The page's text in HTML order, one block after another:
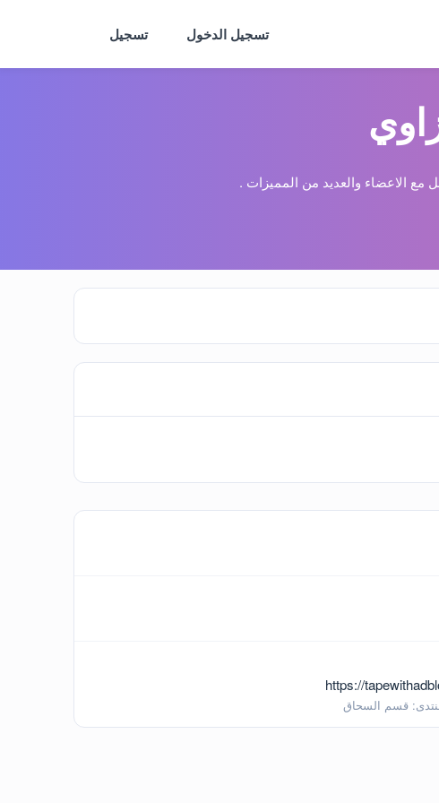
تسجيل الدخول تسجيل
الاعضاء والعديد من المميزات .
https://
قسم السحاق